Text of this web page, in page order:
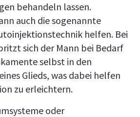
behandeln lassen.
auch die sogenannte
helfen. Bei
sich der Mann bei Bedarf
selbst in den
Glieds, was dabei helfen
zu erleichtern.
oder